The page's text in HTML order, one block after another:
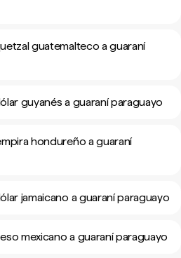
guatemalteco a guaraní
guyanés a guaraní paraguayo
hondureño a guaraní
jamaicano a guaraní paraguayo
mexicano a guaraní paraguayo